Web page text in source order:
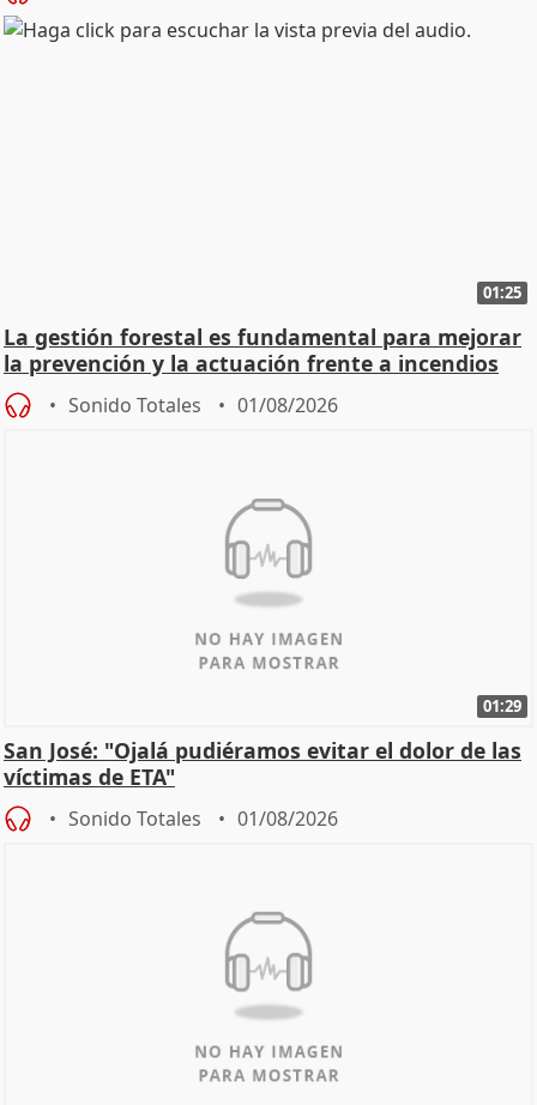
01:25
La gestión forestal es fundamental para mejorar
la prevención y la actuación frente a incendios
Sonido Totales 01/08/2026
01:29
San José: "Ojalá pudiéramos evitar el dolor de las
víctimas de ETA"
Sonido Totales 01/08/2026